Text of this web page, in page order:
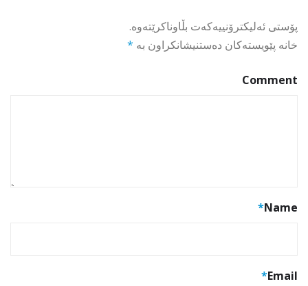
پۆستی ئەلیکترۆنییەکەت بڵاوناکرێتەوە.
خانە پێویستەکان دەستنیشانکراون بە *
Comment
Name
*
Email
*